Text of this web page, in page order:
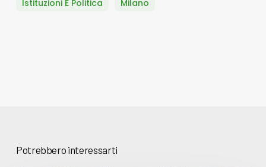
Istituzioni E Politica Milano
Potrebbero interessarti